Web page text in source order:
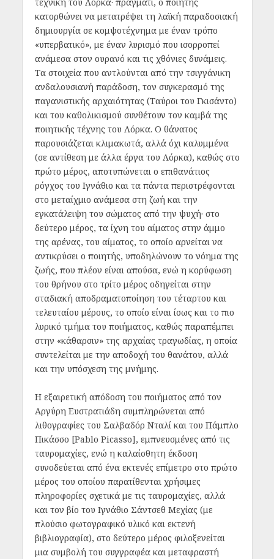
κατορθώνει να μετατρέψει τη λαϊκή παραδοσιακή
δημιουργία σε κομψοτέχνημα με έναν τρόπο
«υπερβατικό», με έναν λυρισμό που ισορροπεί
ανάμεσα στον ουρανό και τις χθόνιες δυνάμεις.
Τα στοιχεία που αντλούνται από την τσιγγάνικη
ανδαλουσιανή παράδοση, τον συγκερασμό της
παγανιστικής αρχαιότητας (Ταύροι του Γκισάντο)
και του καθολικισμού συνθέτουν τον καμβά της
ποιητικής τέχνης του Λόρκα. Ο θάνατος
παρουσιάζεται κλιμακωτά, αλλά όχι καλυμμένα
(σε αντίθεση με άλλα έργα του Λόρκα), καθώς στο
πρώτο μέρος, αποτυπώνεται ο επιθανάτιος
ρόγχος του Ιγνάθιο και τα πάντα περιστρέφονται
στο μεταίχμιο ανάμεσα στη ζωή και την
εγκατάλειψη του σώματος από την ψυχή· στο
δεύτερο μέρος, τα ίχνη του αίματος στην άμμο
της αρένας, του αίματος, το οποίο αρνείται να
αντικρύσει ο ποιητής, υποδηλώνουν το νόημα της
ζωής, που πλέον είναι απούσα, ενώ η κορύφωση
του θρήνου στο τρίτο μέρος οδηγείται στην
σταδιακή αποδραματοποίηση του τέταρτου και
τελευταίου μέρους, το οποίο είναι ίσως και το πιο
λυρικό τμήμα του ποιήματος, καθώς παραπέμπει
στην «κάθαρσιν» της αρχαίας τραγωδίας, η οποία
συντελείται με την αποδοχή του θανάτου, αλλά
και την υπόσχεση της μνήμης.
Η εξαιρετική απόδοση του ποιήματος από τον
Αργύρη Ευστρατιάδη συμπληρώνεται από
λιθογραφίες του Σαλβαδόρ Νταλί και του Πάμπλο
Πικάσσο [Pablo Picasso], εμπνευσμένες από τις
ταυρομαχίες, ενώ η καλαίσθητη έκδοση
συνοδεύεται από ένα εκτενές επίμετρο στο πρώτο
μέρος του οποίου παρατίθενται χρήσιμες
πληροφορίες σχετικά με τις ταυρομαχίες, αλλά
και τον βίο του Ιγνάθιο Σάντσεθ Μεχίας (με
πλούσιο φωτογραφικό υλικό και εκτενή
βιβλιογραφία), στο δεύτερο μέρος φιλοξενείται
μια συμβολή του συγγραφέα και μεταφραστή